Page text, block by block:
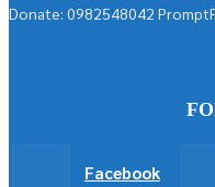
Donate: 0982548042
Facebook